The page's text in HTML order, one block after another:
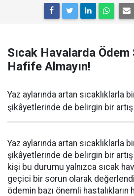
Sıcak Havalarda
Hafife Almayın!
Yaz aylarında artan sıcaklıklarla
şikâyetlerinde de belirgin bir artış
Yaz aylarında artan sıcaklıklarla
şikâyetlerinde de belirgin bir artış
kişi bu durumu yalnızca sıcak
geçici bir sorun olarak
ödemin bazı önemli hastalıkların